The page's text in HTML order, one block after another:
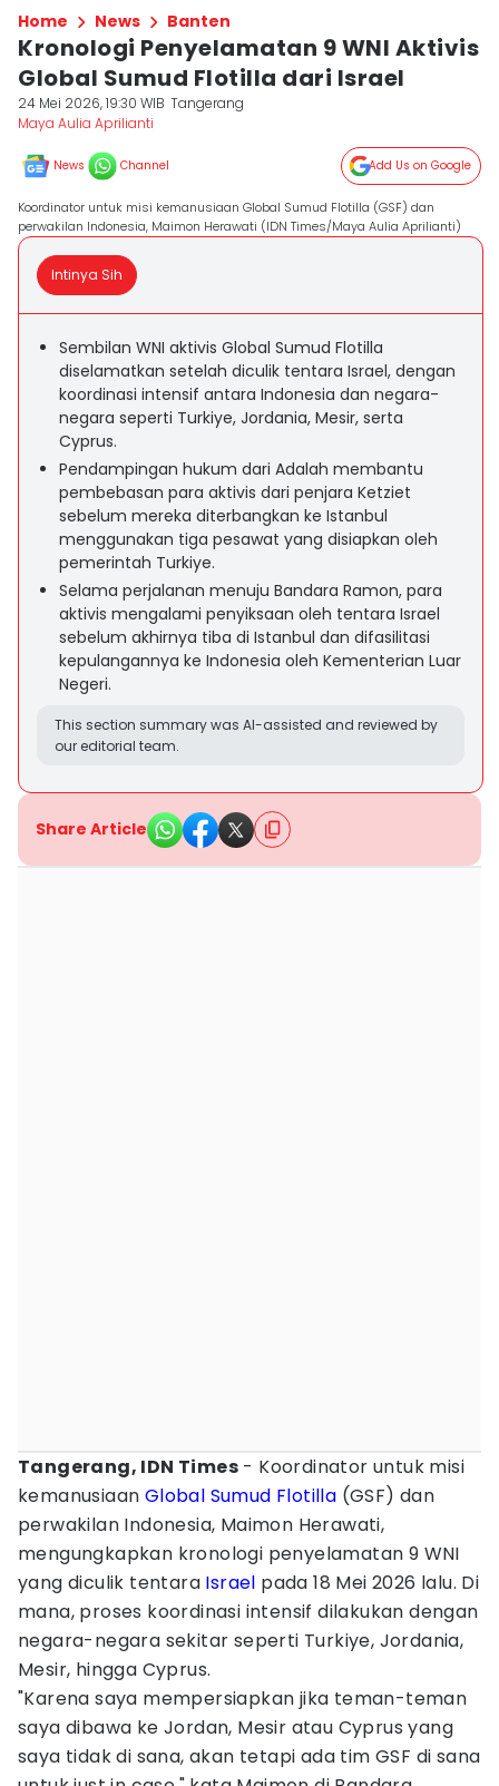
Home News Banten
Kronologi Penyelamatan 9 WNI Aktivis
Global Sumud Flotilla dari Israel
24 Mei 2026, 19:30 WIB Tangerang
Maya Aulia Aprilianti
News Channel Add Us on Google
Koordinator untuk misi kemanusiaan Global Sumud Flotilla (GSF) dan
perwakilan Indonesia, Maimon Herawati (IDN Times/Maya Aulia Aprilianti)
Intinya Sih
Sembilan WNI aktivis Global Sumud Flotilla
diselamatkan setelah diculik tentara Israel, dengan
koordinasi intensif antara Indonesia dan negara-
negara seperti Turkiye, Jordania, Mesir, serta
Cyprus.
Pendampingan hukum dari Adalah membantu
pembebasan para aktivis dari penjara Ketziet
sebelum mereka diterbangkan ke Istanbul
menggunakan tiga pesawat yang disiapkan oleh
pemerintah Turkiye.
Selama perjalanan menuju Bandara Ramon, para
aktivis mengalami penyiksaan oleh tentara Israel
sebelum akhirnya tiba di Istanbul dan difasilitasi
kepulangannya ke Indonesia oleh Kementerian Luar
Negeri.
This section summary was AI-assisted and reviewed by
our editorial team.
Share Article
Tangerang, IDN Times - Koordinator untuk misi
kemanusiaan Global Sumud Flotilla (GSF) dan
perwakilan Indonesia, Maimon Herawati,
mengungkapkan kronologi penyelamatan 9 WNI
yang diculik tentara Israel pada 18 Mei 2026 lalu. Di
mana, proses koordinasi intensif dilakukan dengan
negara-negara sekitar seperti Turkiye, Jordania,
Mesir, hingga Cyprus.
"Karena saya mempersiapkan jika teman-teman
saya dibawa ke Jordan, Mesir atau Cyprus yang
saya tidak di sana, akan tetapi ada tim GSF di sana